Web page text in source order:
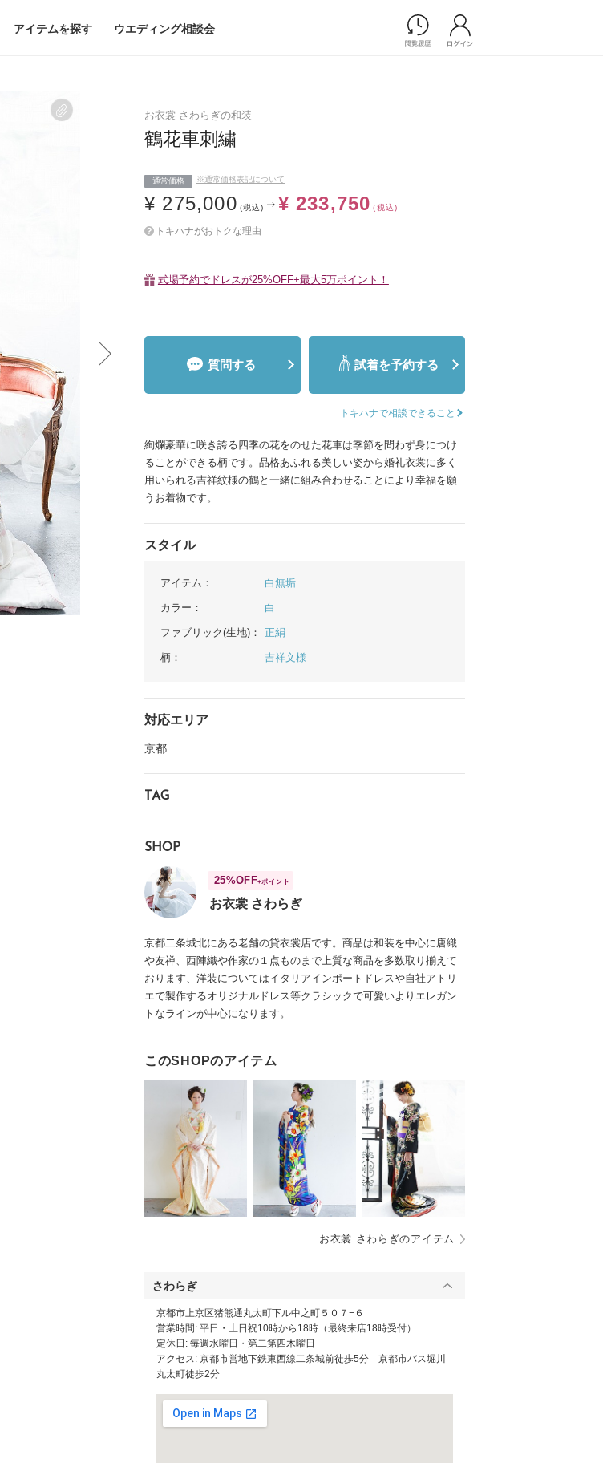
アイテムを探す
ブライダルエステ
ブライダルエステショップ一覧
ップ一覧
Movie
ムービーショップ一覧
ウエディング相談会
お衣裳 さわらぎの和装
鶴花車刺繍
通常価格 ※通常価格表記について
¥ 275,000 (税込) ¥ 233,750 (税込)
トキハナがおトクな理由
式場予約でドレスが25%OFF+最大5万ポイント！
質問する 試着を予約する
トキハナで相談できること
絢爛豪華に咲き誇る四季の花をのせた花車は季節を問わず身につけ
ることができる柄です。品格あふれる美しい姿から婚礼衣裳に多く
用いられる吉祥紋様の鶴と一緒に組み合わせることにより幸福を願
うお着物です。
スタイル
アイテム： 白無垢
カラー： 白
ファブリック(生地)： 正絹
柄： 吉祥文様
対応エリア
京都
TAG
SHOP
25%OFF+ポイント
お衣裳 さわらぎ
京都二条城北にある老舗の貸衣裳店です。商品は和装を中心に唐織
や友禅、西陣織や作家の１点ものまで上質な商品を多数取り揃えて
おります、洋装についてはイタリアインポートドレスや自社アトリ
エで製作するオリジナルドレス等クラシックで可愛いよりエレガン
トなラインが中心になります。
このSHOPのアイテム
お衣裳 さわらぎのアイテム
さわらぎ
京都市上京区猪熊通丸太町下ル中之町５０７−６
営業時間: 平日・土日祝10時から18時（最終来店18時受付）
定休日: 毎週水曜日・第二第四木曜日
アクセス: 京都市営地下鉄東西線二条城前徒歩5分 京都市バス堀川
丸太町徒歩2分